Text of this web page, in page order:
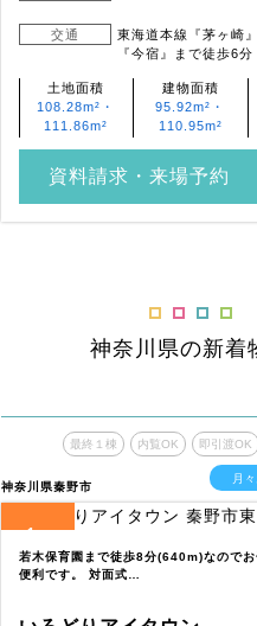
交通
東海道本線『茅ヶ崎
『今宿』まで徒歩6
土地面積
108.28m²・
111.86m²
建物面積
95.92m²・
110.95m²
資料請求・来場予約
神奈川県の新着
神奈川県秦野市
最終１棟 内覧OK 即引渡OK
月
1
若木保育園まで徒歩8分(640m)なのでお
便利です。 対面式…